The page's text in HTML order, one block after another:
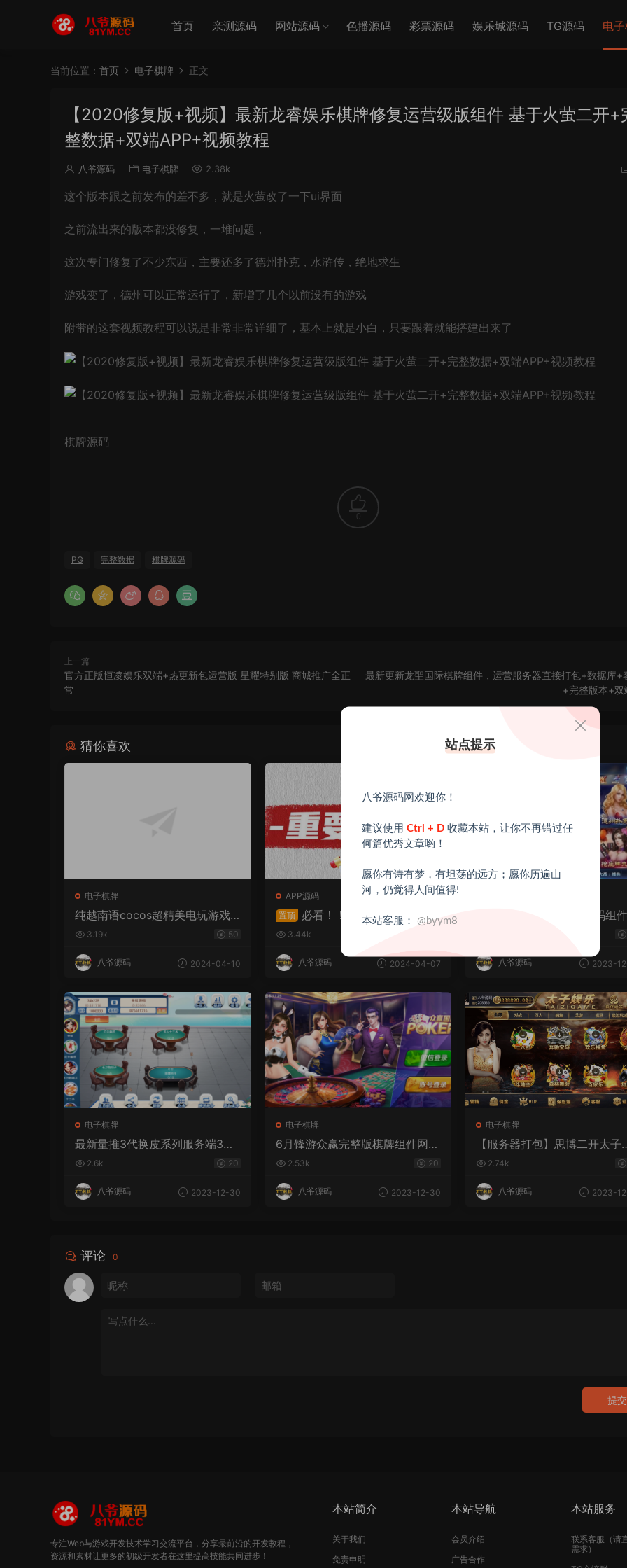
首页 亲测源码 网站源码 色播源码 彩票源码 娱乐城源码 TG源码 电
当前位置： 首页 电子棋牌 正文
【2020修复版+视频】最新龙睿娱乐棋牌修复运营级版组件 基于火萤二开+
整数据+双端APP+视频教程
八爷源码 电子棋牌 2.38k
这个版本跟之前发布的差不多，就是火萤改了一下ui界面
之前流出来的版本都没修复，一堆问题，
这次专门修复了不少东西，主要还多了德州扑克，水浒传，绝地求生
游戏变了，德州可以正常运行了，新增了几个以前没有的游戏
附带的这套视频教程可以说是非常非常详细了，基本上就是小白，只要跟着就能搭建出来了
棋牌源码
0
PG 完整数据 棋牌源码
上一篇
官方正版恒凌娱乐双端+热更新包运营版 星耀特别版 商城推广全正
常
最新更新龙聖国际棋牌组件，运营服务器直接打包+数据库+
+完整版本+
猜你喜欢
电子棋牌
纯越南语cocos超精美电玩游戏3
套UI/拉霸竞猜/带控制/纯源码非
3.19k 50
八爷源码 2024-04-10
APP源码
置顶
必看！！！
3.44k
八爷源码 2024-04-07
202012最新铂金娱乐源码组
八爷源码 2023-
电子棋牌
最新量推3代换皮系列服务端3系-
完整数据
2.6k 20
八爷源码 2023-12-30
电子棋牌
6月锋游众赢完整版棋牌组件网狐
内核二开版本
2.53k 20
八爷源码 2023-12-30
电子棋牌
【服务器打包】思博二开太子
乐棋牌组件 完整数据+双端
2.74k
八爷源码 2023-
评论 0
提交
专注Web与游戏开发技术学习交流平台，分享最前沿的开发教程，
资源和素材让更多的初级开发者在这里提高技能共同进步！
本站简介
关于我们
免责申明
本站导航
会员介绍
广告合作
本站服务
联系客服（请
需求）
站点提示
八爷源码网欢迎你！
建议使用 Ctrl + D 收藏本站，让你不再错过任
何篇优秀文章哟！
愿你有诗有梦，有坦荡的远方；愿你历遍山
河，仍觉得人间值得!
本站客服： @byym8